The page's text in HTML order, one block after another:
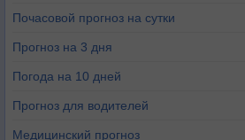
Почасовой прогноз на сутки
Прогноз на 3 дня
Погода на 10 дней
Прогноз для водителей
Медицинский прогноз